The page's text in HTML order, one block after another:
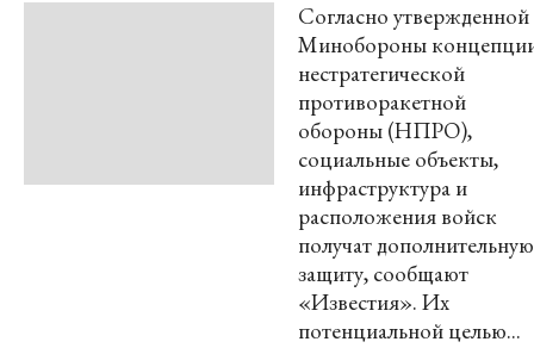
Согласно утвержденной
Минобороны
нестратегической
противоракетной
обороны (НПРО),
социальные объекты,
инфраструктура и
расположения войск
получат дополнительную
защиту, сообщают
«Известия». Их
потенциальной целью...